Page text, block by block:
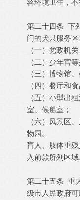
容环境卫生，不
第二十四条 下
门的犬只服务
（一）党政机
（二）少年宫
（三）博物馆
（四）餐厅和
（五）小型出
室、候船室；
（六）风景区
物园。
盲人、肢体重
入前款所列区域
第二十五条 重
级市人民政府